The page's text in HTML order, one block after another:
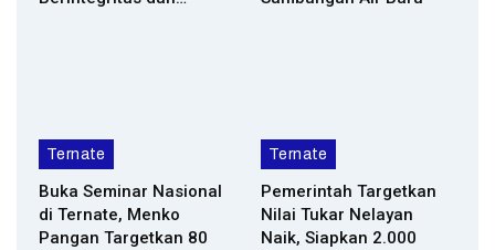
Ternate
Buka Seminar Nasional
di Ternate, Menko
Pangan Targetkan 80
Ternate
Pemerintah Targetkan
Nilai Tukar Nelayan
Naik, Siapkan 2.000